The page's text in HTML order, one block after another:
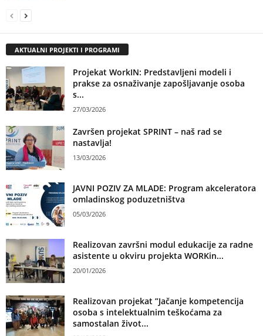
AKTUALNI PROJEKTI I PROGRAMI
Projekat WorkIN: Predstavljeni modeli i
prakse za osnaživanje zapošljavanje osoba
s...
27/03/2026
Završen projekat SPRINT – naš rad se
nastavlja!
13/03/2026
JAVNI POZIV ZA MLADE: Program akceleratora
omladinskog poduzetništva
05/03/2026
Realizovan završni modul edukacije za radne
asistente u okviru projekta WORKin...
20/01/2026
Realizovan projekat ”Jačanje kompetencija
osoba s intelektualnim teškoćama za
samostalan život...